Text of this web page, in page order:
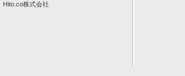
Hito.co株式会社